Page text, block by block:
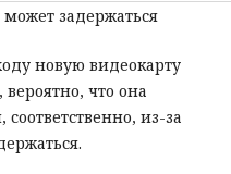
задержаться
новую видеокарту
вероятно, что она
из-за